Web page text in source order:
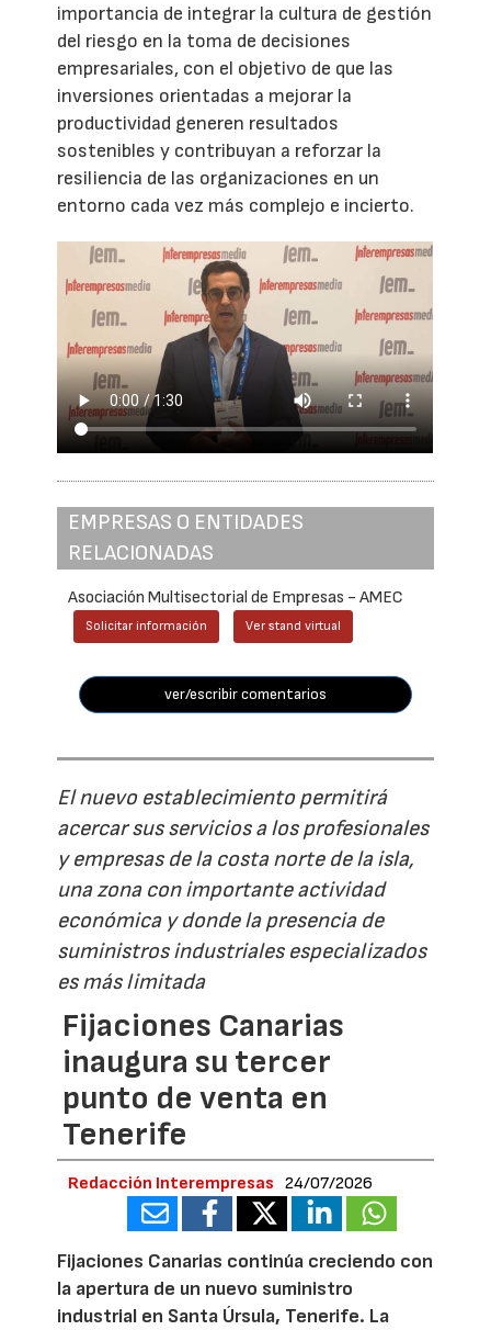
importancia de integrar la cultura de gestión
del riesgo en la toma de decisiones
empresariales, con el objetivo de que las
inversiones orientadas a mejorar la
productividad generen resultados
sostenibles y contribuyan a reforzar la
resiliencia de las organizaciones en un
entorno cada vez más complejo e incierto.
EMPRESAS O ENTIDADES
RELACIONADAS
Asociación Multisectorial de Empresas - AMEC
Solicitar información Ver stand virtual
ver/escribir comentarios
El nuevo establecimiento permitirá
acercar sus servicios a los profesionales
y empresas de la costa norte de la isla,
una zona con importante actividad
económica y donde la presencia de
suministros industriales especializados
es más limitada
Fijaciones Canarias
inaugura su tercer
punto de venta en
Tenerife
Redacción Interempresas 24/07/2026
Fijaciones Canarias continúa creciendo con
la apertura de un nuevo suministro
industrial en Santa Úrsula, Tenerife. La